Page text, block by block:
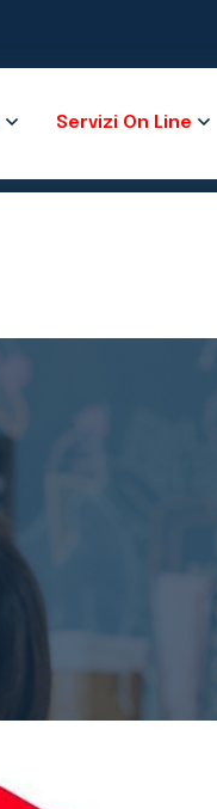
Servizi On Line